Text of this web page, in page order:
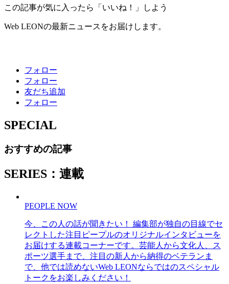
この記事が気に入ったら「いいね！」しよう
Web LEONの最新ニュースをお届けします。
フォロー
フォロー
友だち追加
フォロー
SPECIAL
おすすめの記事
SERIES：連載
PEOPLE NOW
今、この人の話が聞きたい！ 編集部が独自の目線でセ
レクトした注目ピープルのオリジナルインタビューを
お届けする連載コーナーです。芸能人から文化人、ス
ポーツ選手まで、注目の新人から納得のベテランま
で、他では読めないWeb LEONならではのスペシャル
トークをお楽しみください！